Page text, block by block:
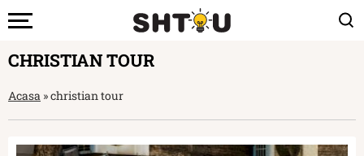
CHRISTIAN TOUR
Acasa »christian tour